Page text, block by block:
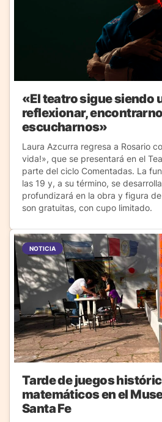
«El teatro sigue siendo
reflexionar,
escucharnos»
Laura Azcurra regresa a Rosario
vida!», que se presentará en el
parte del ciclo Comentadas. La
las 19 y, a su término, se
profundizará en la obra y figura
son gratuitas, con cupo limitado.
NOTICIA
Tarde de juegos
matemáticos en el
Santa Fe